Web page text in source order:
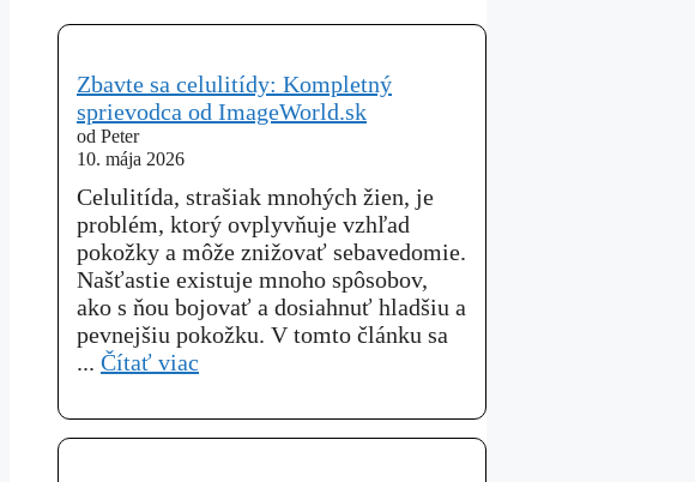
Zbavte sa celulitídy: Kompletný
sprievodca od ImageWorld.sk
od Peter
10. mája 2026
Celulitída, strašiak mnohých žien, je
problém, ktorý ovplyvňuje vzhľad
pokožky a môže znižovať sebavedomie.
Našťastie existuje mnoho spôsobov,
ako s ňou bojovať a dosiahnuť hladšiu a
pevnejšiu pokožku. V tomto článku sa
... Čítať viac